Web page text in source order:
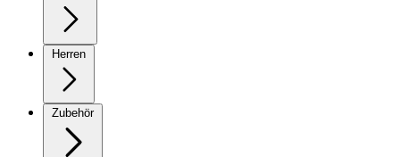
Herren
Zubehör